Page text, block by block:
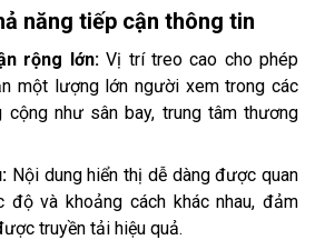
năng tiếp cận thông tin
rộng lớn:Vị trí treo cao cho phép
một lượng lớn người xem trong các
cộng như sân bay, trung tâm thương
Nội dung hiển thị dễ dàng được quan
độ và khoảng cách khác nhau, đảm
truyền tải hiệu quả.